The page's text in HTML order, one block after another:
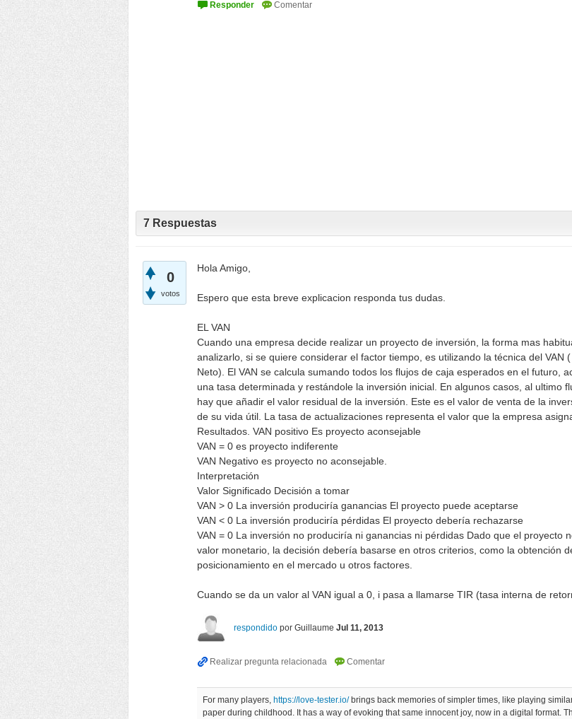
7 Respuestas
0
votos
Hola Amigo,
Espero que esta breve explicacion responda tus dudas.
EL VAN
Cuando una empresa decide realizar un proyecto de inversión, la forma mas
analizarlo, si se quiere considerar el factor tiempo, es utilizando la técnica del VAN (
Neto). El VAN se calcula sumando todos los flujos de caja esperados en el futuro,
una tasa determinada y restándole la inversión inicial. En algunos casos, al ultimo
hay que añadir el valor residual de la inversión. Este es el valor de venta de la
de su vida útil. La tasa de actualizaciones representa el valor que la empresa
Resultados. VAN positivo Es proyecto aconsejable
VAN = 0 es proyecto indiferente
VAN Negativo es proyecto no aconsejable.
Interpretación
Valor Significado Decisión a tomar
VAN > 0 La inversión produciría ganancias El proyecto puede aceptarse
VAN < 0 La inversión produciría pérdidas El proyecto debería rechazarse
VAN = 0 La inversión no produciría ni ganancias ni pérdidas Dado que el proyecto
valor monetario, la decisión debería basarse en otros criterios, como la obtención
posicionamiento en el mercado u otros factores.
Cuando se da un valor al VAN igual a 0, i pasa a llamarse TIR (tasa interna de
respondido por Guillaume Jul 11, 2013
For many players, https://love-tester.io/brings back memories of simpler times, like playing
paper during childhood. It has a way of evoking that same innocent joy, now in a digital format.